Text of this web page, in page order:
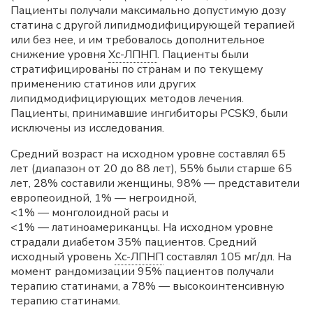
Пациенты получали максимально допустимую дозу
статина с другой липидмодифицирующей терапией
или без нее, и им требовалось дополнительное
снижение уровня Хс-ЛПНП. Пациенты были
стратифицированы по странам и по текущему
применению статинов или других
липидмодифицирующих методов лечения.
Пациенты, принимавшие ингибиторы PCSK9, были
исключены из исследования.
Средний возраст на исходном уровне составлял 65
лет (диапазон от 20 до 88 лет), 55% были старше 65
лет, 28% составили женщины, 98% — представители
европеоидной, 1% — негроидной,
<1% — монголоидной расы и
<1% — латиноамериканцы. На исходном уровне
страдали диабетом 35% пациентов. Средний
исходный уровень Хс-ЛПНП составлял 105 мг/дл. На
момент рандомизации 95% пациентов получали
терапию статинами, а 78% — высокоинтенсивную
терапию статинами.